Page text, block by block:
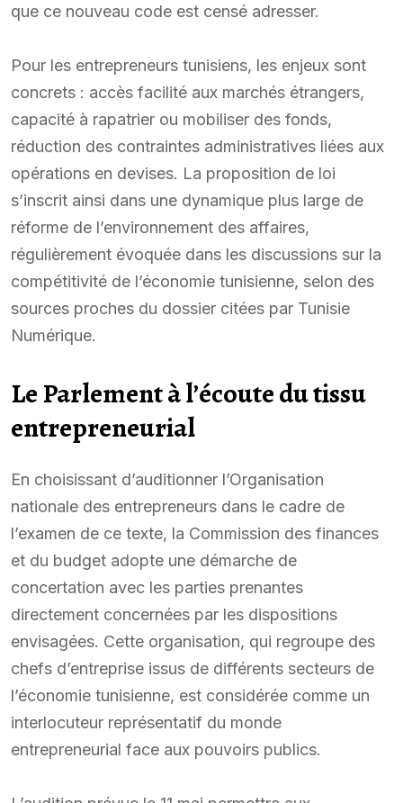
que ce nouveau code est censé adresser.
Pour les entrepreneurs tunisiens, les enjeux sont
concrets : accès facilité aux marchés étrangers,
capacité à rapatrier ou mobiliser des fonds,
réduction des contraintes administratives liées aux
opérations en devises. La proposition de loi
s’inscrit ainsi dans une dynamique plus large de
réforme de l’environnement des affaires,
régulièrement évoquée dans les discussions sur la
compétitivité de l’économie tunisienne, selon des
sources proches du dossier citées par Tunisie
Numérique.
Le Parlement à l’écoute du tissu
entrepreneurial
En choisissant d’auditionner l’Organisation
nationale des entrepreneurs dans le cadre de
l’examen de ce texte, la Commission des finances
et du budget adopte une démarche de
concertation avec les parties prenantes
directement concernées par les dispositions
envisagées. Cette organisation, qui regroupe des
chefs d’entreprise issus de différents secteurs de
l’économie tunisienne, est considérée comme un
interlocuteur représentatif du monde
entrepreneurial face aux pouvoirs publics.